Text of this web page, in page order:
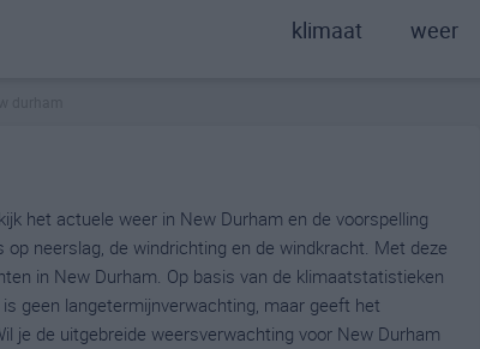
klimaat weer
het actuele weer in New Durham en de voorspelling
neerslag, de windrichting en de windkracht. Met deze
in New Durham. Op basis van de klimaatstatistieken
geen langetermijnverwachting, maar geeft het
je de uitgebreide weersverwachting voor New Durham